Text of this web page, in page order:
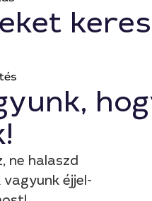
ne halaszd
éjjel-